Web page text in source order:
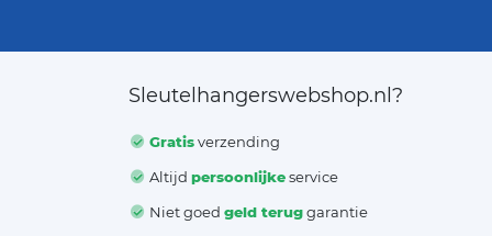
Sleutelhangerswebshop.nl?
Gratisverzending
Altijdpersoonlijkeservice
Niet goedgeld teruggarantie